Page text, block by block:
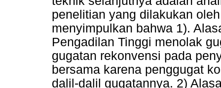
penelitian yang dilakukan
menyimpulkan bahwa 1).
Pengadilan Tinggi menolak
gugatan rekonvensi pada
bersama karena penggugat
dalil-dalil gugatannya. 2)